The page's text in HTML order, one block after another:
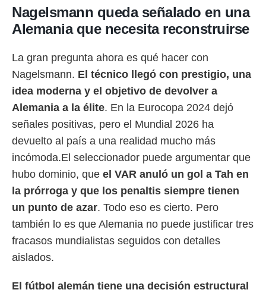
Nagelsmann queda señalado en una
Alemania que necesita reconstruirse
La gran pregunta ahora es qué hacer con
Nagelsmann. El técnico llegó con prestigio, una
idea moderna y el objetivo de devolver a
Alemania a la élite. En la Eurocopa 2024 dejó
señales positivas, pero el Mundial 2026 ha
devuelto al país a una realidad mucho más
incómoda.El seleccionador puede argumentar que
hubo dominio, que el VAR anuló un gol a Tah en
la prórroga y que los penaltis siempre tienen
un punto de azar. Todo eso es cierto. Pero
también lo es que Alemania no puede justificar tres
fracasos mundialistas seguidos con detalles
aislados.
El fútbol alemán tiene una decisión estructural